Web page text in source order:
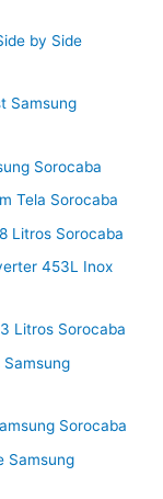
by Side
Samsung
Sorocaba
Tela Sorocaba
Litros Sorocaba
453L Inox
Litros Sorocaba
Sorocaba
Samsung